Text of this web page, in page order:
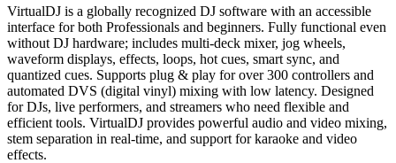
VirtualDJ is a globally recognized DJ software with an accessible
interface for both Professionals and beginners. Fully functional even
without DJ hardware; includes multi-deck mixer, jog wheels,
waveform displays, effects, loops, hot cues, smart sync, and
quantized cues. Supports plug & play for over 300 controllers and
automated DVS (digital vinyl) mixing with low latency. Designed
for DJs, live performers, and streamers who need flexible and
efficient tools. VirtualDJ provides powerful audio and video mixing,
stem separation in real-time, and support for karaoke and video
effects.